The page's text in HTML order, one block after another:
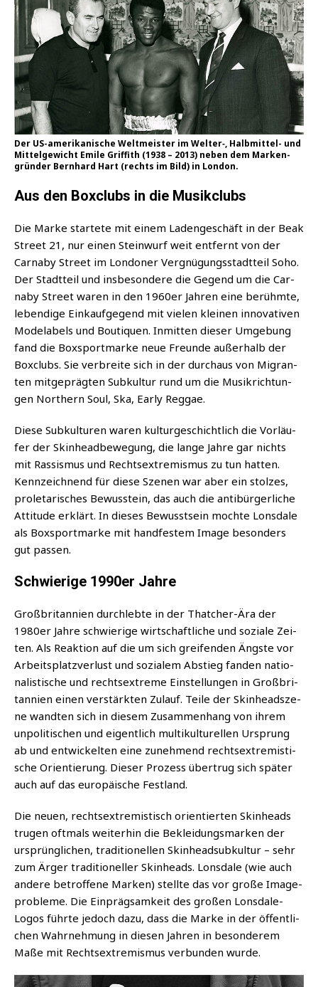
Der US-ame­ri­ka­ni­sche Welt­meis­ter im Welter‑, Halb­mit­tel- und
Mit­tel­ge­wicht Emi­le Grif­fith (1938 – 2013) neben dem Mar­ken­
grün­der Bern­hard Hart (rechts im Bild) in London.
Aus den Boxclubs in die Musikclubs
Die Mar­ke star­te­te mit einem Laden­ge­schäft in der Beak
Street 21, nur einen Stein­wurf weit ent­fernt von der
Car­naby Street im Lon­do­ner Ver­gnü­gungs­stadt­teil Soho.
Der Stadt­teil und ins­be­son­de­re die Gegend um die Car­
naby Street waren in den 1960er Jah­ren eine berühm­te,
leben­di­ge Ein­kauf­ge­gend mit vie­len klei­nen inno­va­ti­ven
Mode­la­bels und Bou­ti­quen. Inmit­ten die­ser Umge­bung
fand die Box­sport­mar­ke neue Freun­de außer­halb der
Box­clubs. Sie ver­brei­te sich in der durch­aus von Migran­
ten mit­ge­präg­ten Sub­kul­tur rund um die Musik­rich­tun­
gen Nor­t­hern Soul, Ska, Ear­ly Reggae.
Die­se Sub­kul­tu­ren waren kul­tur­ge­schicht­lich die Vor­läu­
fer der Skin­head­be­we­gung, die lan­ge Jah­re gar nichts
mit Ras­sis­mus und Rechts­extre­mis­mus zu tun hat­ten.
Kenn­zeich­nend für die­se Sze­nen war aber ein stol­zes,
pro­le­ta­ri­sches Bewus­stein, das auch die anti­bür­ger­li­che
Atti­tu­de erklärt. In die­ses Bewusst­sein moch­te Lons­da­le
als Box­sport­mar­ke mit hand­fes­tem Image beson­ders
gut passen.
Schwierige 1990er Jahre
Groß­bri­tan­ni­en durch­leb­te in der That­cher-Ära der
1980er Jah­re schwie­ri­ge wirt­schaft­li­che und sozia­le Zei­
ten. Als Reak­ti­on auf die um sich grei­fen­den Ängs­te vor
Arbeits­platz­ver­lust und sozia­lem Abstieg fan­den natio­
na­lis­ti­sche und rechts­extre­me Ein­stel­lun­gen in Groß­bri­
tan­ni­en einen ver­stärk­ten Zulauf. Tei­le der Skin­head­sze­
ne wand­ten sich in die­sem Zusam­men­hang von ihrem
unpo­li­ti­schen und eigent­lich mul­ti­kul­tu­rel­len Ursprung
ab und ent­wi­ckel­ten eine zuneh­mend rechts­extre­mis­ti­
sche Ori­en­tie­rung. Die­ser Pro­zess über­trug sich spä­ter
auch auf das euro­päi­sche Festland.
Die neu­en, rechts­extre­mis­tisch ori­en­tier­ten Skin­heads
tru­gen oft­mals wei­ter­hin die Beklei­dungs­mar­ken der
ursprüng­li­chen, tra­di­tio­nel­len Skin­head­sub­kul­tur – sehr
zum Ärger tra­di­tio­nel­ler Skin­heads. Lons­da­le (wie auch
ande­re betrof­fe­ne Mar­ken) stell­te das vor gro­ße Image­
pro­ble­me. Die Ein­präg­sam­keit des gro­ßen Lons­da­le-
Logos führ­te jedoch dazu, dass die Mar­ke in der öffent­li­
chen Wahr­neh­mung in die­sen Jah­ren in beson­de­rem
Maße mit Rechts­extre­mis­mus ver­bun­den wurde.